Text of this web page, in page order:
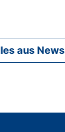
aus News